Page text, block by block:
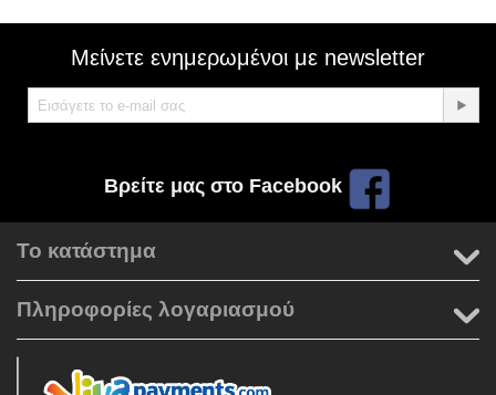
Μείνετε ενημερωμένοι με newsletter
Βρείτε μας στο Facebook
Το κατάστημα
Πληροφορίες λογαριασμού